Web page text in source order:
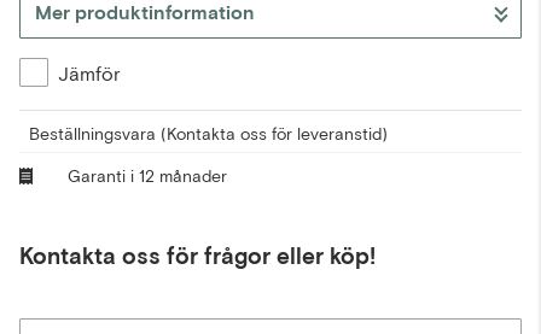
Mer produktinformation
Jämför
Beställningsvara (Kontakta oss för leveranstid)
Garanti i 12 månader
Kontakta oss för frågor eller köp!